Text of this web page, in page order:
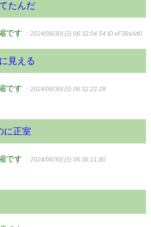
たんだ
です ：2024/06/30(日) 06:32:04.54 ID:vF36sA/t0
見える
です ：2024/06/30(日) 06:32:22.28
に正室
です ：2024/06/30(日) 06:36:11.80